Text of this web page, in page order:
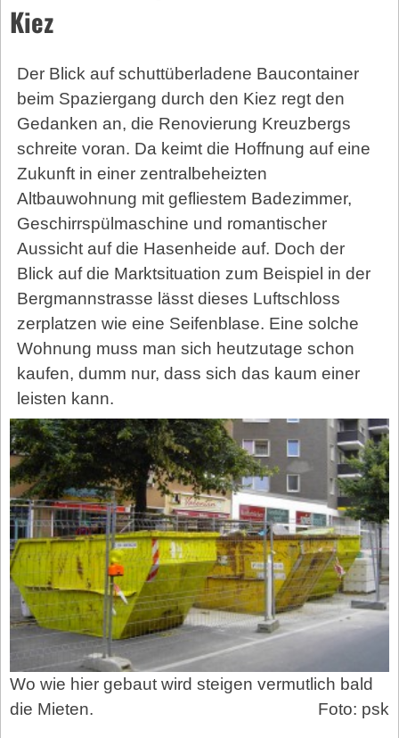
Kiez
Der Blick auf schutt­überladene Baucontainer
beim Spaziergang durch den Kiez regt den
Gedanken an, die Renovierung Kreuzbergs
schreite voran. Da keimt die Hoffnung auf eine
Zukunft in einer zentralbeheizten
Altbauwohnung mit gefliestem Badezimmer,
Geschirrspülmaschine und romantischer
Aussicht auf die Hasenheide auf. Doch der
Blick auf die Marktsituation zum Beispiel in der
Bergmannstrasse lässt dieses Luftschloss
zerplatzen wie eine Seifenblase. Eine solche
Wohnung muss man sich heutzutage schon
kaufen, dumm nur, dass sich das kaum einer
leisten kann.
Wo wie hier gebaut wird steigen vermutlich bald
die Mieten.
Foto: psk